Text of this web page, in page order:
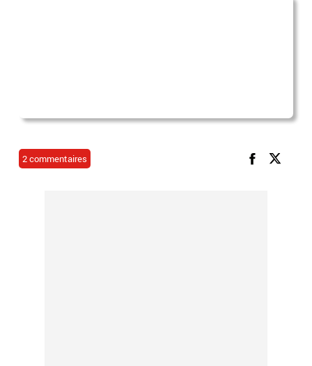
2 commentaires